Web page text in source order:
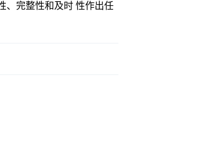
、完整性和及时 性作出任